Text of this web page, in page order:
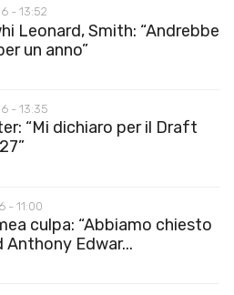
- 13:52
Leonard, Smith: “Andrebbe
un anno”
- 13:35
“Mi dichiaro per il Draft
- 11:00
culpa: “Abbiamo chiesto
Edwar...